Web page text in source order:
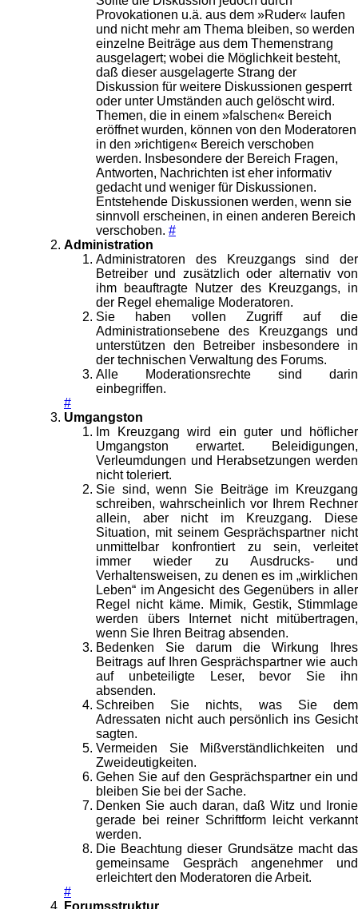
Provokationen u.ä. aus dem »Ruder« laufen
und nicht mehr am Thema bleiben, so werden
einzelne Beiträge aus dem Themenstrang
ausgelagert; wobei die Möglichkeit besteht,
daß dieser ausgelagerte Strang der
Diskussion für weitere Diskussionen gesperrt
oder unter Umständen auch gelöscht wird.
Themen, die in einem »falschen« Bereich
eröffnet wurden, können von den Moderatoren
in den »richtigen« Bereich verschoben
werden. Insbesondere der Bereich Fragen,
Antworten, Nachrichten ist eher informativ
gedacht und weniger für Diskussionen.
Entstehende Diskussionen werden, wenn sie
sinnvoll erscheinen, in einen anderen Bereich
verschoben. #
Administration
Administratoren des Kreuzgangs sind der
Betreiber und zusätzlich oder alternativ von
ihm beauftragte Nutzer des Kreuzgangs, in
der Regel ehemalige Moderatoren.
Sie haben vollen Zugriff auf die
Administrationsebene des Kreuzgangs und
unterstützen den Betreiber insbesondere in
der technischen Verwaltung des Forums.
Alle Moderationsrechte sind darin
einbegriffen.
#
Umgangston
Im Kreuzgang wird ein guter und höflicher
Umgangston erwartet. Beleidigungen,
Verleumdungen und Herabsetzungen werden
nicht toleriert.
Sie sind, wenn Sie Beiträge im Kreuzgang
schreiben, wahrscheinlich vor Ihrem Rechner
allein, aber nicht im Kreuzgang. Diese
Situation, mit seinem Gesprächspartner nicht
unmittelbar konfrontiert zu sein, verleitet
immer wieder zu Ausdrucks- und
Verhaltensweisen, zu denen es im „wirklichen
Leben“ im Angesicht des Gegenübers in aller
Regel nicht käme. Mimik, Gestik, Stimmlage
werden übers Internet nicht mitübertragen,
wenn Sie Ihren Beitrag absenden.
Bedenken Sie darum die Wirkung Ihres
Beitrags auf Ihren Gesprächspartner wie auch
auf unbeteiligte Leser, bevor Sie ihn
absenden.
Schreiben Sie nichts, was Sie dem
Adressaten nicht auch persönlich ins Gesicht
sagten.
Vermeiden Sie Mißverständlichkeiten und
Zweideutigkeiten.
Gehen Sie auf den Gesprächspartner ein und
bleiben Sie bei der Sache.
Denken Sie auch daran, daß Witz und Ironie
gerade bei reiner Schriftform leicht verkannt
werden.
Die Beachtung dieser Grundsätze macht das
gemeinsame Gespräch angenehmer und
erleichtert den Moderatoren die Arbeit.
#